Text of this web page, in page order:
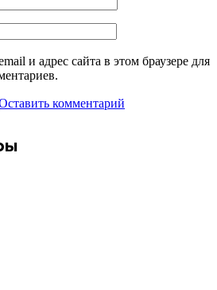
и адрес сайта в этом браузере для
комментарий